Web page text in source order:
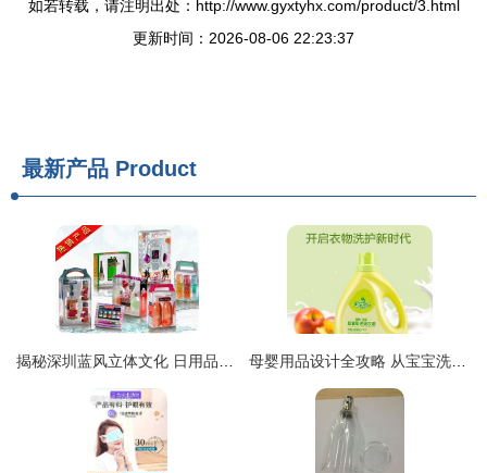
如若转载，请注明出处：http://www.gyxtyhx.com/product/3.html
更新时间：2026-08-06 22:23:37
最新产品 Product